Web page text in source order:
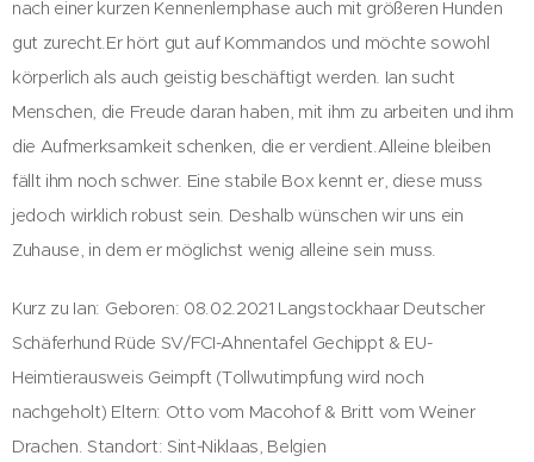
nach einer kurzen Kennenlernphase auch mit größeren Hunden
gut zurecht.Er hört gut auf Kommandos und möchte sowohl
körperlich als auch geistig beschäftigt werden. Ian sucht
Menschen, die Freude daran haben, mit ihm zu arbeiten und ihm
die Aufmerksamkeit schenken, die er verdient.Alleine bleiben
fällt ihm noch schwer. Eine stabile Box kennt er, diese muss
jedoch wirklich robust sein. Deshalb wünschen wir uns ein
Zuhause, in dem er möglichst wenig alleine sein muss.
Kurz zu Ian: Geboren: 08.02.2021 Langstockhaar Deutscher
Schäferhund Rüde SV/FCI-Ahnentafel Gechippt & EU-
Heimtierausweis Geimpft (Tollwutimpfung wird noch
nachgeholt) Eltern: Otto vom Macohof & Britt vom Weiner
Drachen. Standort: Sint-Niklaas, Belgien